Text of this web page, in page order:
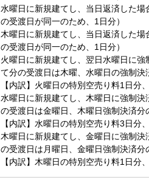
水曜日に新規建てし、当日返済した
の受渡日が同一のため、1日分）
木曜日に新規建てし、当日返済した
の受渡日が同一のため、1日分）
火曜日に新規建てし、翌日水曜日に
て分の受渡日は木曜、水曜日の強制
【内訳】火曜日の特別空売り料1日分
水曜日に新規建てし、木曜日に強制
の受渡日は金曜日、木曜日強制決済
【内訳】水曜日の特別空売り料3日分
木曜日に新規建てし、金曜日に強制
の受渡日は月曜日、金曜日強制決済
【内訳】木曜日の特別空売り料1日分